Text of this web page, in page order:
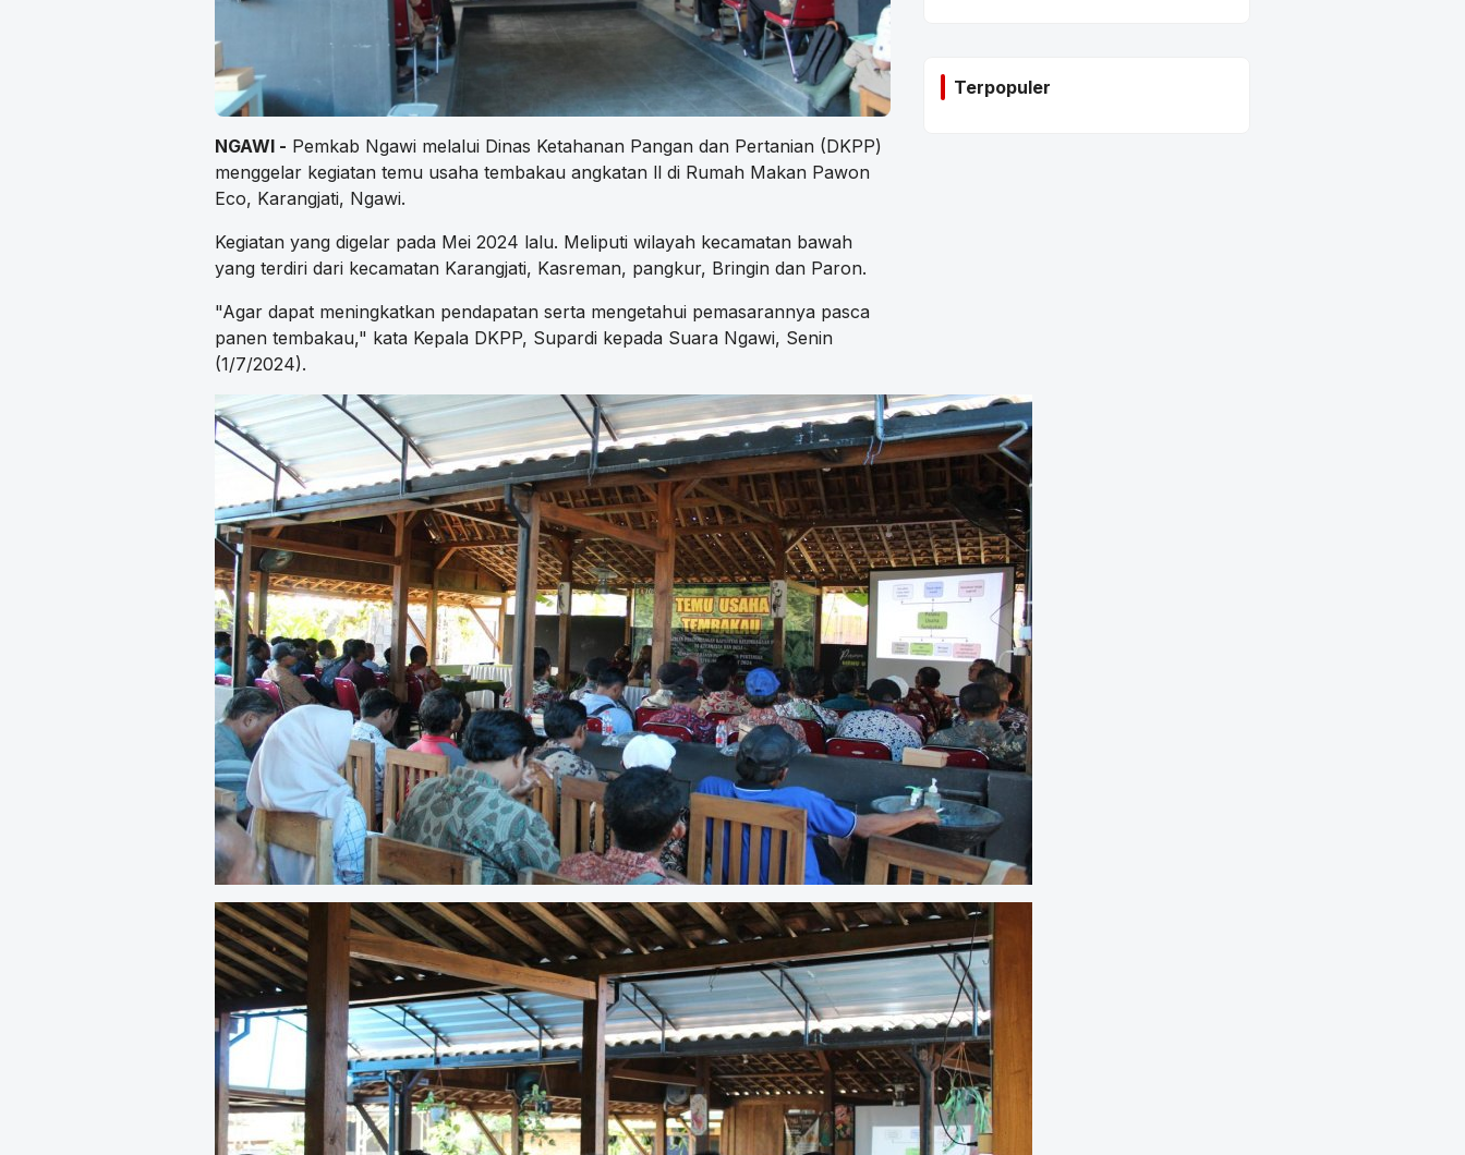
NGAWI - Pemkab Ngawi melalui Dinas Ketahanan Pangan dan Pertanian (DKPP)
menggelar kegiatan temu usaha tembakau angkatan ll di Rumah Makan Pawon
Eco, Karangjati, Ngawi.
Kegiatan yang digelar pada Mei 2024 lalu. Meliputi wilayah kecamatan bawah
yang terdiri dari kecamatan Karangjati, Kasreman, pangkur, Bringin dan Paron.
"Agar dapat meningkatkan pendapatan serta mengetahui pemasarannya pasca
panen tembakau," kata Kepala DKPP, Supardi kepada Suara Ngawi, Senin
(1/7/2024).
Terpopuler